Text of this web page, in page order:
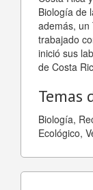
Biología de
además, un
trabajado
inició sus
de Costa
Temas
Biología,
Ecológico,